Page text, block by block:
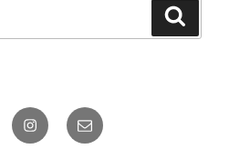
InstagramE-
mail